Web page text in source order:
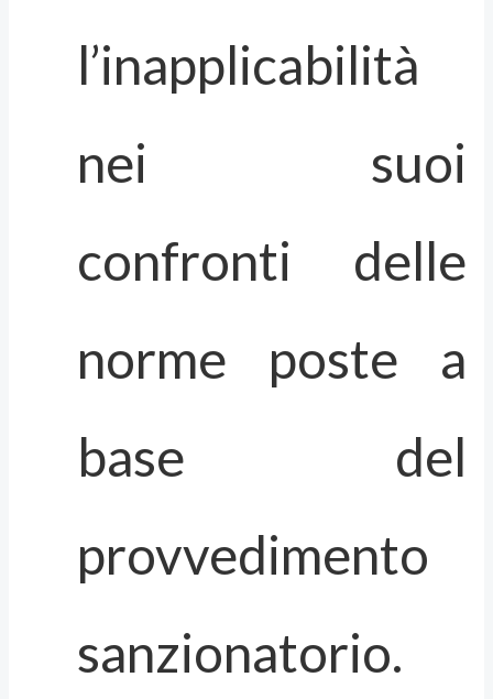
l’inapplicabilità
nei suoi
confronti delle
norme poste a
base del
provvedimento
sanzionatorio.